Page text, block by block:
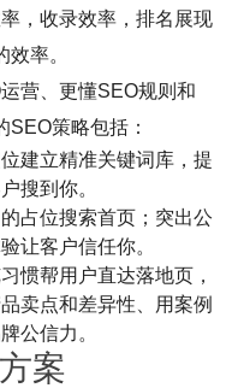
，收录效率，排名展现
率。
营、更懂SEO规则和
策略包括：
建立精准关键词库，提
搜到你。
占位搜索首页；突出公
让客户信任你。
惯帮用户直达落地页，
卖点和差异性、用案例
公信力。
案